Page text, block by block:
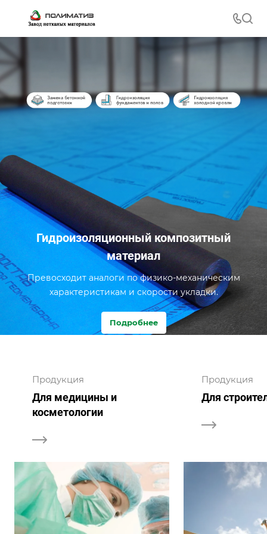
Гидроизоляционный композитный
материал
Превосходит аналоги по физико-механическим
характеристикам и скорости укладки.
Подробнее
Продукция
Для медицины и
косметологии
Продукция
Для